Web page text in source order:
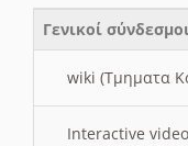
Γενικοί
wiki (Τμηματα
Interactive